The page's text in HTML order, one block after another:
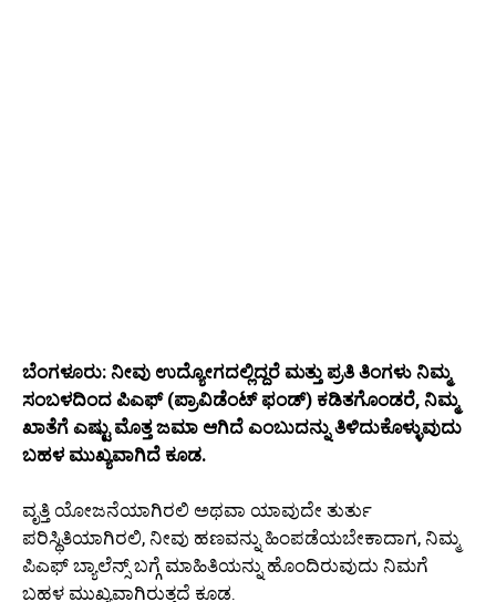
ಬೆಂಗಳೂರು: ನೀವು ಉದ್ಯೋಗದಲ್ಲಿದ್ದರೆ ಮತ್ತು ಪ್ರತಿ ತಿಂಗಳು ನಿಮ್ಮ
ಸಂಬಳದಿಂದ ಪಿಎಫ್ (ಪ್ರಾವಿಡೆಂಟ್ ಫಂಡ್) ಕಡಿತಗೊಂಡರೆ, ನಿಮ್ಮ
ಖಾತೆಗೆ ಎಷ್ಟು ಮೊತ್ತ ಜಮಾ ಆಗಿದೆ ಎಂಬುದನ್ನು ತಿಳಿದುಕೊಳ್ಳುವುದು
ಬಹಳ ಮುಖ್ಯವಾಗಿದೆ ಕೂಡ.
ವೃತ್ತಿ ಯೋಜನೆಯಾಗಿರಲಿ ಅಥವಾ ಯಾವುದೇ ತುರ್ತು
ಪರಿಸ್ಥಿತಿಯಾಗಿರಲಿ, ನೀವು ಹಣವನ್ನು ಹಿಂಪಡೆಯಬೇಕಾದಾಗ, ನಿಮ್ಮ
ಪಿಎಫ್ ಬ್ಯಾಲೆನ್ಸ್ ಬಗ್ಗೆ ಮಾಹಿತಿಯನ್ನು ಹೊಂದಿರುವುದು ನಿಮಗೆ
ಬಹಳ ಮುಖ್ಯವಾಗಿರುತ್ತದೆ ಕೂಡ.